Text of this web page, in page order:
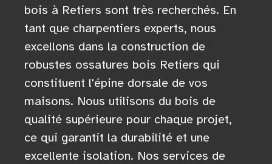
bois à Retiers sont très recherchés. En
tant que charpentiers experts, nous
excellons dans la construction de
robustes ossatures bois Retiers qui
constituent l'épine dorsale de vos
maisons. Nous utilisons du bois de
qualité supérieure pour chaque projet,
ce qui garantit la durabilité et une
excellente isolation. Nos services de